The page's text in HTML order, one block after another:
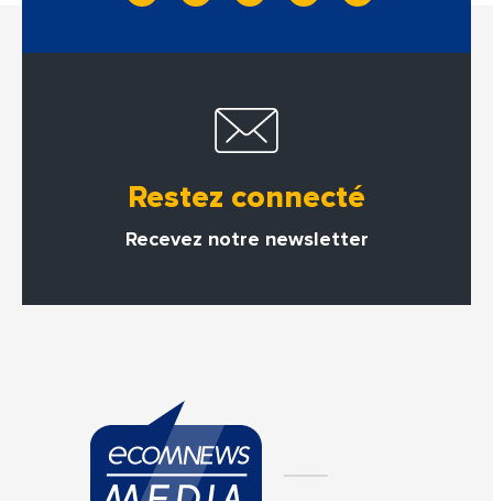
Restez connecté
Recevez notre newsletter